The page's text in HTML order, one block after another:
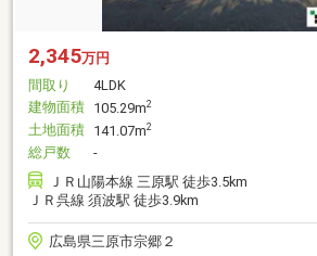
2,345万円
間取り
4LDK
建物面積 105.29m2
土地面積 141.07m2
総戸数
-
ＪＲ山陽本線 三原駅 徒歩3.5km
ＪＲ呉線 須波駅 徒歩3.9km
広島県三原市宗郷２